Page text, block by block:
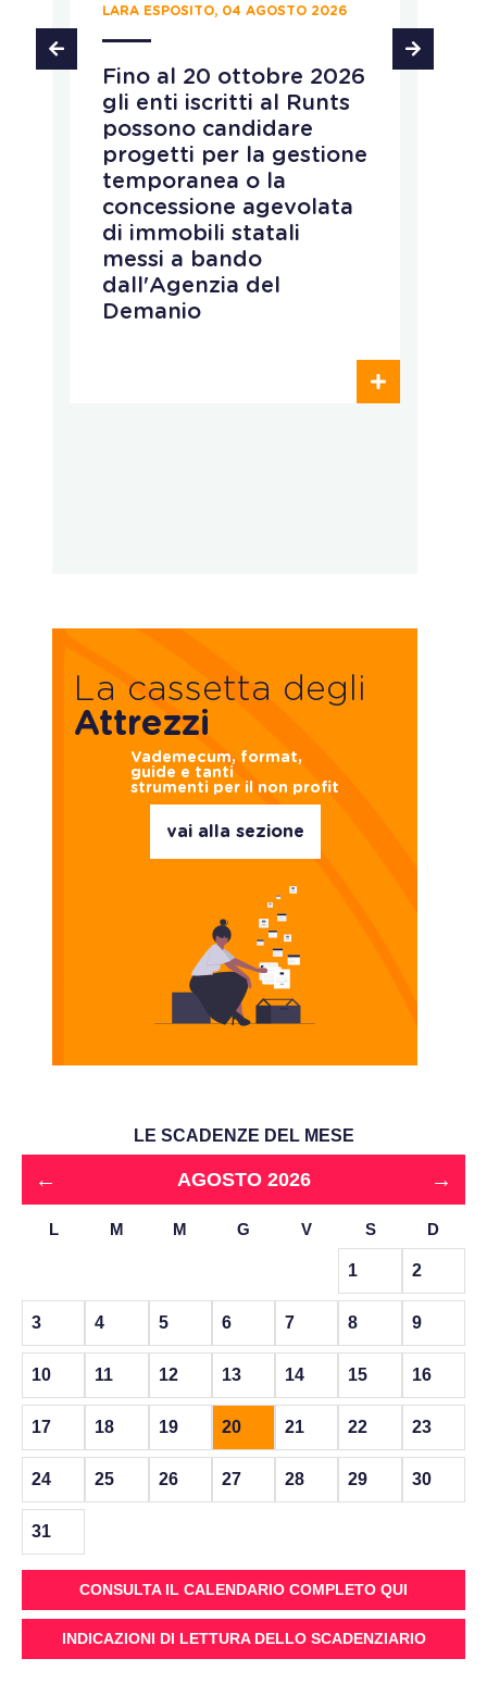
LARA ESPOSITO, 04 AGOSTO 2026
Fino al 20 ottobre 2026
gli enti iscritti al Runts
possono candidare
progetti per la gestione
temporanea o la
concessione agevolata
di immobili statali
messi a bando
dall'Agenzia del
Demanio
La cassetta degli
Attrezzi
Vademecum, format,
guide e tanti
strumenti per il non profit
vai alla sezione
LE SCADENZE DEL MESE
← AGOSTO 2026 →
L M M G V S D
1 2
3 4 5 6 7 8 9
10 11 12 13 14 15 16
17 18 19 20 21 22 23
24 25 26 27 28 29 30
31
CONSULTA IL CALENDARIO COMPLETO QUI
INDICAZIONI DI LETTURA DELLO SCADENZIARIO